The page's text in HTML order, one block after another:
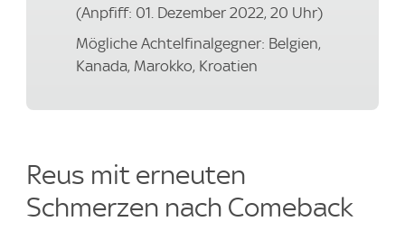
(Anpfiff: 01. Dezember 2022, 20 Uhr)
Mögliche Achtelfinalgegner: Belgien,
Kanada, Marokko, Kroatien
Reus mit erneuten
Schmerzen nach Comeback